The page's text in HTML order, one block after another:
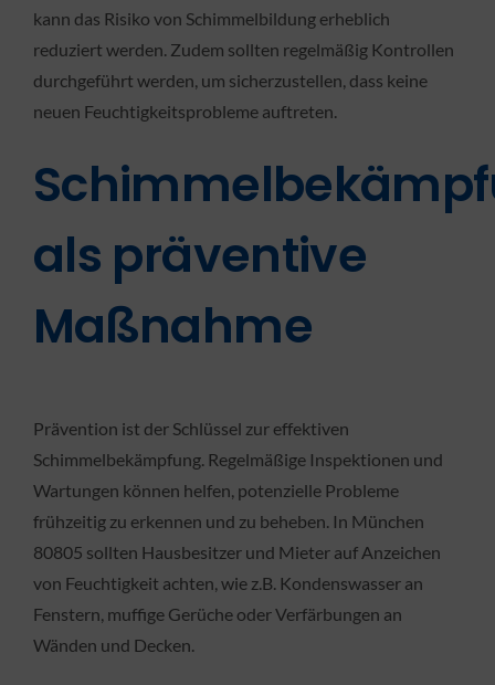
kann das Risiko von Schimmelbildung erheblich
reduziert werden. Zudem sollten regelmäßig Kontrollen
durchgeführt werden, um sicherzustellen, dass keine
neuen Feuchtigkeitsprobleme auftreten.
als präventive
Maßnahme
Prävention ist der Schlüssel zur effektiven
Schimmelbekämpfung. Regelmäßige Inspektionen und
Wartungen können helfen, potenzielle Probleme
frühzeitig zu erkennen und zu beheben. In München
80805 sollten Hausbesitzer und Mieter auf Anzeichen
von Feuchtigkeit achten, wie z.B. Kondenswasser an
Fenstern, muffige Gerüche oder Verfärbungen an
Wänden und Decken.